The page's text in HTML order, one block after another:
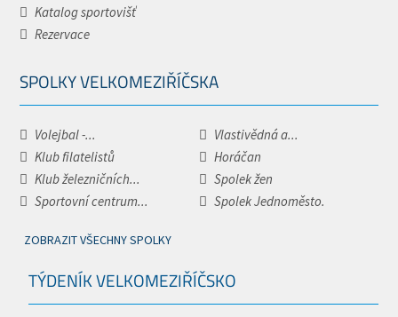
Katalog sportovišť
Rezervace
SPOLKY VELKOMEZIŘÍČSKA
Volejbal -...
Vlastivědná a...
Klub filatelistů
Horáčan
Klub železničních...
Spolek žen
Sportovní centrum...
Spolek Jednoměsto.
ZOBRAZIT VŠECHNY SPOLKY
TÝDENÍK VELKOMEZIŘÍČSKO